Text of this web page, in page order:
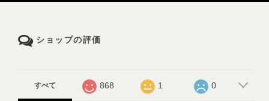
ショップの評価
すべて 868 1 0